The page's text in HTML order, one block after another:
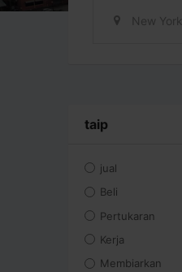
New York
taip
jual
Beli
Pertukaran
Kerja
Membiarkan